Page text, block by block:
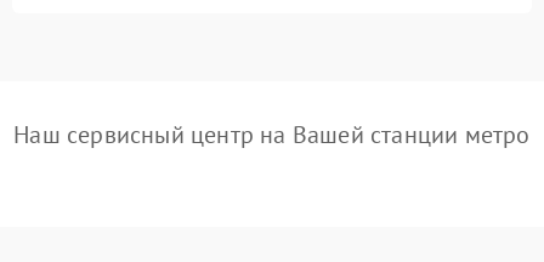
Наш сервисный центр на Вашей станции метро